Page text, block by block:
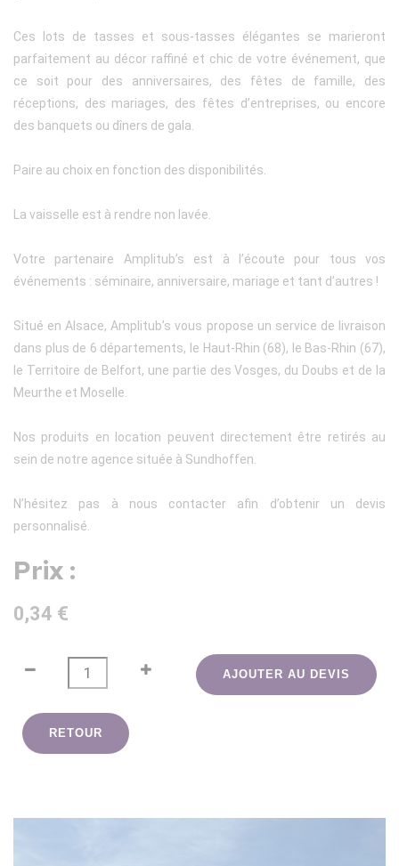
Ces lots de tasses et sous-tasses élégantes se marieront
parfaitement au décor raffiné et chic de votre événement, que
ce soit pour des anniversaires, des fêtes de famille, des
réceptions, des mariages, des fêtes d’entreprises, ou encore
des banquets ou dîners de gala.
Paire au choix en fonction des disponibilités.
La vaisselle est à rendre non lavée.
Votre partenaire Amplitub’s est à l’écoute pour tous vos
événements : séminaire, anniversaire, mariage et tant d’autres !
Situé en Alsace, Amplitub’s vous propose un service de livraison
dans plus de 6 départements, le Haut-Rhin (68), le Bas-Rhin (67),
le Territoire de Belfort, une partie des Vosges, du Doubs et de la
Meurthe et Moselle.
Nos produits en location peuvent directement être retirés au
sein de notre agence située à Sundhoffen.
N’hésitez pas à nous contacter afin d’obtenir un devis
personnalisé.
Prix :
0,34 €
AJOUTER AU DEVIS
RETOUR